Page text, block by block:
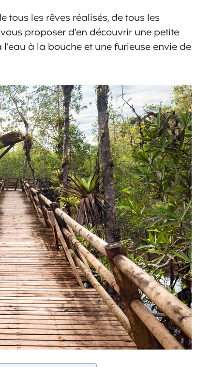
tous les rêves réalisés, de tous les
proposer d’en découvrir une petite
à la bouche et une furieuse envie de